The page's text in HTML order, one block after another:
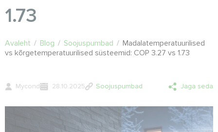
1.73
Avaleht / Blog / Soojuspumbad / Madalatemperatuurilised
vs kõrgetemperatuurilised süsteemid: COP 3.27 vs 1.73
Mycond 28.10.2025 Soojuspumbad Jaga seda